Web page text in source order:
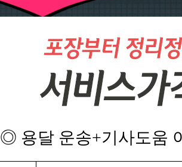
◎ 용달 운송+기사도움